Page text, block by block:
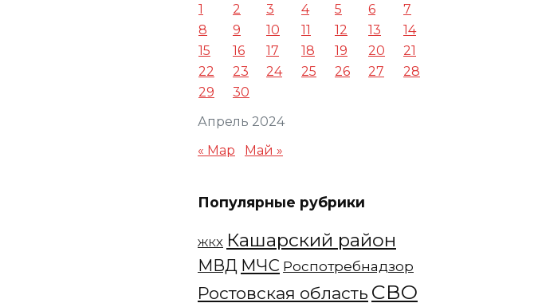
Апрель 2024
1
2 3 4 5 6
7
8
9 10 11 12 13
14
15
16 17 18 19 20
21
22
23 24 25 26 27
28
29
30
« Мар Май »
Популярные рубрики
ЖКХ Кашарский район
МВД МЧС Роспотребнадзор
Ростовская область СВО